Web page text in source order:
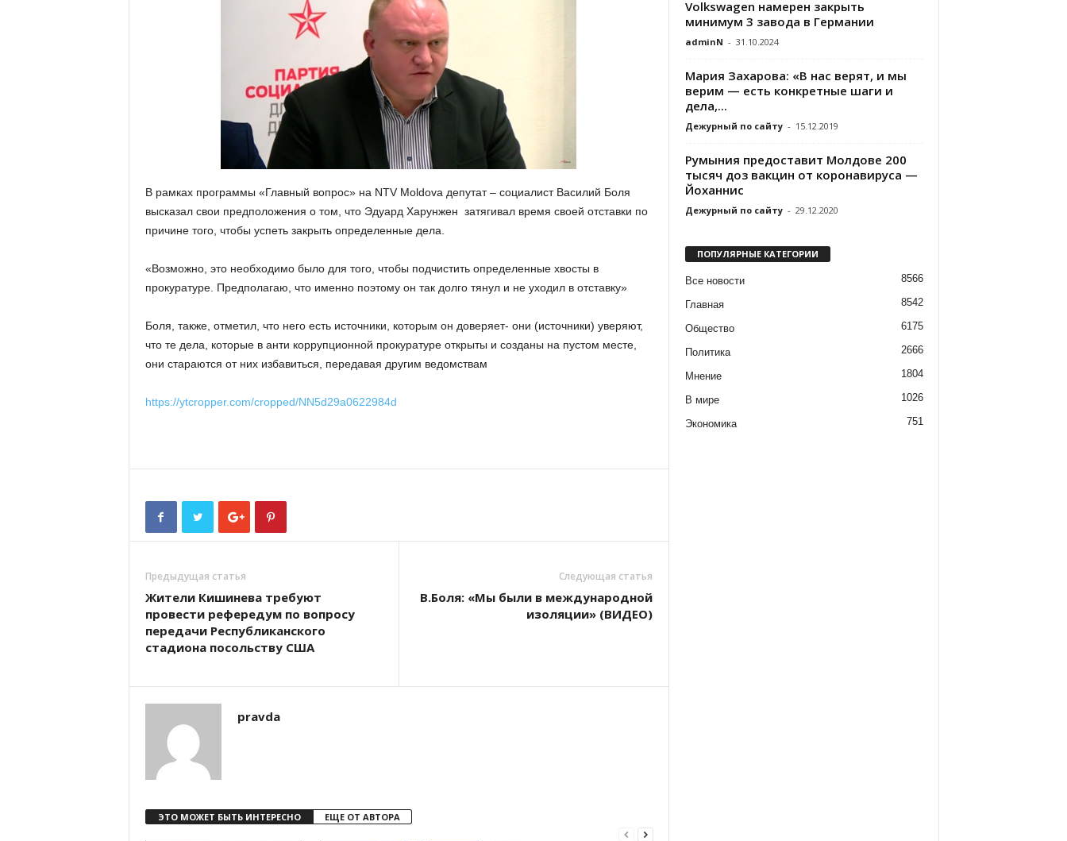
В рамках программы «Главный вопрос» на NTV Moldova депутат – социалист Василий Боля
высказал свои предположения о том, что Эдуард Харунжен затягивал время своей отставки по
причине того, чтобы успеть закрыть определенные дела.
«Возможно, это необходимо было для того, чтобы подчистить определенные хвосты в
прокуратуре. Предполагаю, что именно поэтому он так долго тянул и не уходил в отставку»
Боля, также, отметил, что него есть источники, которым он доверяет- они (источники) уверяют,
что те дела, которые в анти коррупционной прокуратуре открыты и созданы на пустом месте,
они стараются от них избавиться, передавая другим ведомствам
https://ytcropper.com/cropped/NN5d29a0622984d
Предыдущая статья
Жители Кишинева требуют
провести рефередум по вопросу
передачи Республиканского
стадиона посольству США
Следующая статья
В.Боля: «Мы были в международной
изоляции» (ВИДЕО)
pravda
ЭТО МОЖЕТ БЫТЬ ИНТЕРЕСНО ЕЩЕ ОТ АВТОРА
Volkswagen намерен закрыть
минимум 3 завода в Германии
adminN - 31.10.2024
Мария Захарова: «В нас верят, и мы
верим — есть конкретные шаги и
дела,...
Дежурный по сайту - 15.12.2019
Румыния предоставит Молдове 200
тысяч доз вакцин от коронавируса —
Йоханнис
Дежурный по сайту - 29.12.2020
ПОПУЛЯРНЫЕ КАТЕГОРИИ
Все новости 8566
Главная 8542
Общество 6175
Политика 2666
Мнение 1804
В мире 1026
Экономика 751